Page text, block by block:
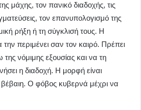
μάχης, τον πανικό διαδοχής, τις
τον επανυπολογισμό της
ρήξη ή τη σύγκλισή τους. Η
περιμένει σαν τον καιρό. Πρέπει
νόμιμης εξουσίας και να τη
η διαδοχή. Η μορφή είναι
Ο φόβος κυβερνά μέχρι να